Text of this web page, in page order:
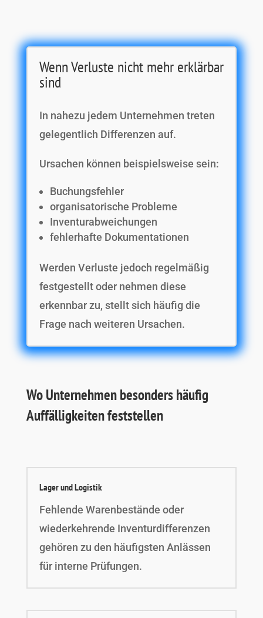
Wenn Verluste nicht mehr erklärbar
sind
In nahezu jedem Unternehmen treten
gelegentlich Differenzen auf.
Ursachen können beispielsweise sein:
Buchungsfehler
organisatorische Probleme
Inventurabweichungen
fehlerhafte Dokumentationen
Werden Verluste jedoch regelmäßig
festgestellt oder nehmen diese
erkennbar zu, stellt sich häufig die
Frage nach weiteren Ursachen.
Wo Unternehmen besonders häufig
Auffälligkeiten feststellen
Lager und Logistik
Fehlende Warenbestände oder
wiederkehrende Inventurdifferenzen
gehören zu den häufigsten Anlässen
für interne Prüfungen.